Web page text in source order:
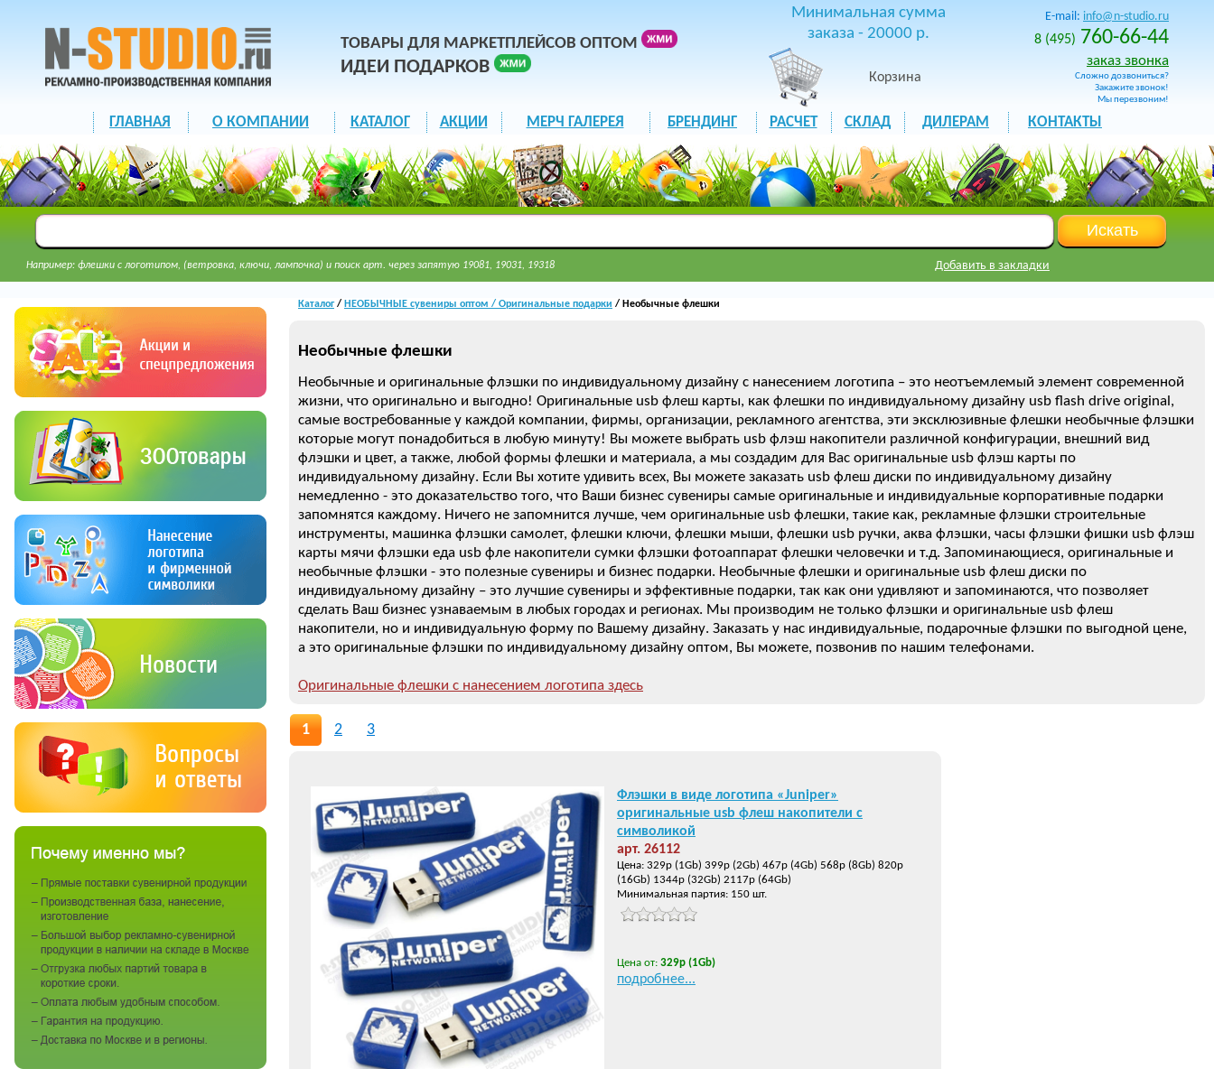
ТОВАРЫ ДЛЯ МАРКЕТПЛЕЙСОВ ОПТОМ
ИДЕИ ПОДАРКОВ
Минимальная сумма
заказа - 20000 р.
Корзина
E-mail: info@n-studio.ru
8 (495) 760-66-44
заказ звонка
Сложно дозвониться?
Закажите звонок!
Мы перезвоним!
ГЛАВНАЯ О КОМПАНИИ КАТАЛОГ АКЦИИ МЕРЧ ГАЛЕРЕЯ БРЕНДИНГ РАСЧЕТ СКЛАД ДИЛЕРАМ КОНТАКТЫ
Например: флешки с логотипом, (ветровка, ключи, лампочка) и поиск арт. через запятую 19081, 19031, 19318 Добавить в закладки
Каталог/ НЕОБЫЧНЫЕ сувениры оптом / Оригинальные подарки / Необычные флешки
Необычные флешки
Необычные и оригинальные флэшки по индивидуальному дизайну с нанесением логотипа – это неотъемлемый элемент современной
жизни, что оригинально и выгодно! Оригинальные usb флеш карты, как флешки по индивидуальному дизайну usb flash drive original,
самые востребованные у каждой компании, фирмы, организации, рекламного агентства, эти эксклюзивные флешки необычные флэшки
которые могут понадобиться в любую минуту! Вы можете выбрать usb флэш накопители различной конфигурации, внешний вид
флэшки и цвет, а также, любой формы флешки и материала, а мы создадим для Вас оригинальные usb флэш карты по
индивидуальному дизайну. Если Вы хотите удивить всех, Вы можете заказать usb флеш диски по индивидуальному дизайну
немедленно - это доказательство того, что Ваши бизнес сувениры самые оригинальные и индивидуальные корпоративные подарки
запомнятся каждому. Ничего не запомнится лучше, чем оригинальные usb флешки, такие как, рекламные флэшки строительные
инструменты, машинка флэшки самолет, флешки ключи, флешки мыши, флешки usb ручки, аква флэшки, часы флэшки фишки usb флэш
карты мячи флэшки еда usb фле накопители сумки флэшки фотоаппарат флешки человечки и т.д. Запоминающиеся, оригинальные и
необычные флэшки - это полезные сувениры и бизнес подарки. Необычные флешки и оригинальные usb флеш диски по
индивидуальному дизайну – это лучшие сувениры и эффективные подарки, так как они удивляют и запоминаются, что позволяет
сделать Ваш бизнес узнаваемым в любых городах и регионах. Мы производим не только флэшки и оригинальные usb флеш
накопители, но и индивидуальную форму по Вашему дизайну. Заказать у нас индивидуальные, подарочные флэшки по выгодной цене,
а это оригинальные флэшки по индивидуальному дизайну оптом, Вы можете, позвонив по нашим телефонами.
Оригинальные флешки с нанесением логотипа здесь
1 2 3
Флэшки в виде логотипа «Juniper»
оригинальные usb флеш накопители с
символикой
арт. 26112
Цена: 329р (1Gb) 399р (2Gb) 467р (4Gb) 568р (8Gb) 820р
(16Gb) 1344р (32Gb) 2117р (64Gb)
Минимальная партия: 150 шт.
Цена от: 329р (1Gb)
подробнее...